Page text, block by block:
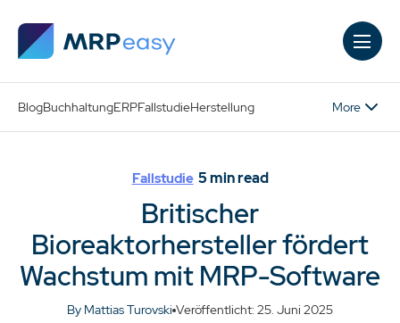
BlogBuchhaltungERPFallstudieHerstellung More
Fallstudie 5min read
Britischer
Bioreaktorhersteller fördert
Wachstum mit MRP-Software
By Mattias Turovski Veröffentlicht: 25. Juni 2025